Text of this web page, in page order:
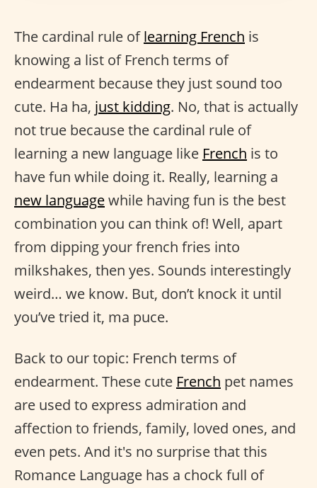
The cardinal rule oflearning French is
knowing a list of French terms of
endearment because they just sound too
cute. Ha ha, just kidding. No, that is actually
not true because the cardinal rule of
learning a new language like French is to
have fun while doing it. Really, learning a
new languagewhile having fun is the best
combination you can think of! Well, apart
from dipping your french fries into
milkshakes, then yes. Sounds interestingly
weird… we know. But, don’t knock it until
you’ve tried it, ma puce.
Back to our topic: French terms of
endearment. These cute French pet names
are used to express admiration and
affection to friends, family, loved ones, and
even pets. And it's no surprise that this
Romance Language has a chock full of